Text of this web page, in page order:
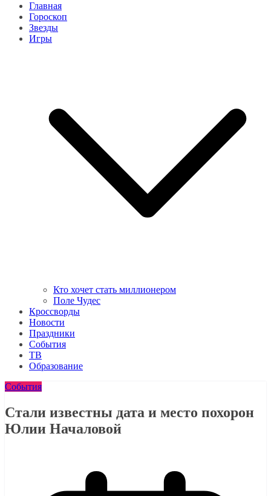
Главная
Гороскоп
Звезды
Игры
Кто хочет стать миллионером
Поле Чудес
Кроссворды
Новости
Праздники
События
ТВ
Образование
События
Стали известны дата и место похорон
Юлии Началовой